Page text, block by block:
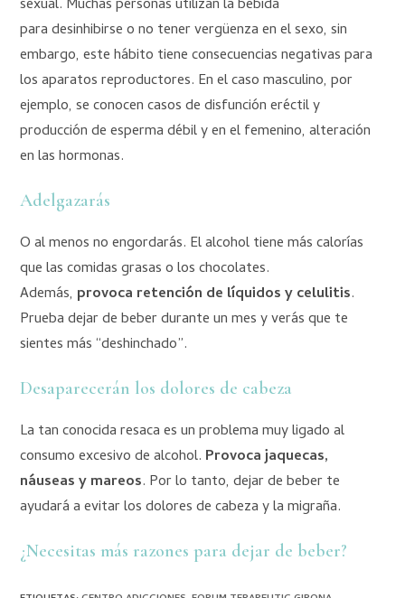
sexual. Muchas personas utilizan la bebida
para desinhibirse o no tener vergüenza en el sexo, sin
embargo, este hábito tiene consecuencias negativas para
los aparatos reproductores. En el caso masculino, por
ejemplo, se conocen casos de disfunción eréctil y
producción de esperma débil y en el femenino, alteración
en las hormonas.
Adelgazarás
O al menos no engordarás. El alcohol tiene más calorías
que las comidas grasas o los chocolates.
Además, provoca retención de líquidos y celulitis.
Prueba dejar de beber durante un mes y verás que te
sientes más “deshinchado”.
Desaparecerán los dolores de cabeza
La tan conocida resaca es un problema muy ligado al
consumo excesivo de alcohol. Provoca jaquecas,
náuseas y mareos. Por lo tanto, dejar de beber te
ayudará a evitar los dolores de cabeza y la migraña.
¿Necesitas más razones para dejar de beber?